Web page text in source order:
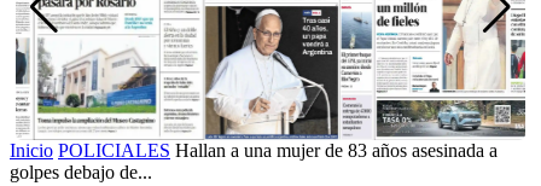
Inicio POLICIALES Hallan a una mujer de 83 años asesinada a
golpes debajo de...